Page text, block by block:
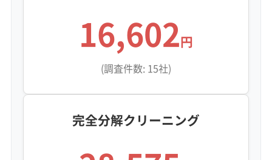
16,602円
(調査件数: 15社)
完全分解クリーニング